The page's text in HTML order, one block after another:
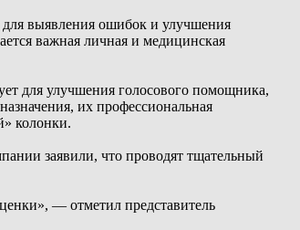
для выявления ошибок и улучшения
важная личная и медицинская
для улучшения голосового помощника,
их профессиональная
колонки.
заявили, что проводят тщательный
— отметил представитель